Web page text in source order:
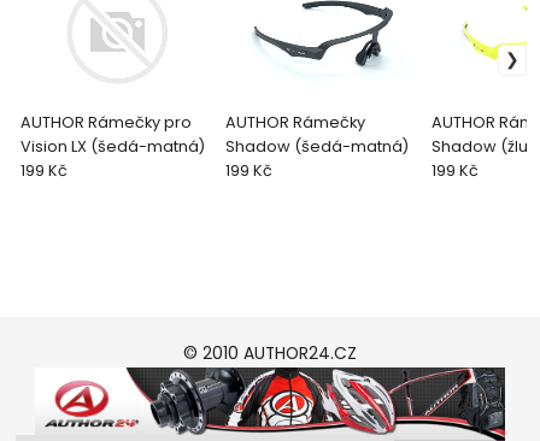
AUTHOR Rámečky pro
Vision LX (šedá-matná)
199 Kč
AUTHOR Rámečky
Shadow (šedá-matná)
199 Kč
AUTHOR
Shadow
neonová/
199 Kč
© 2010 AUTHOR24.CZ